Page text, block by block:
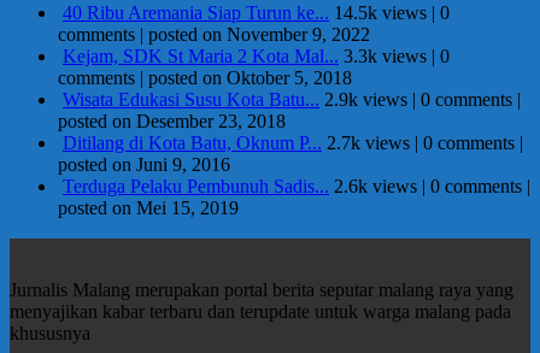
40 Ribu Aremania Siap Turun ke... 14.5k views | 0
comments | posted on November 9, 2022
Kejam, SDK St Maria 2 Kota Mal... 3.3k views | 0
comments | posted on Oktober 5, 2018
Wisata Edukasi Susu Kota Batu... 2.9k views | 0 comments |
posted on Desember 23, 2018
Ditilang di Kota Batu, Oknum P... 2.7k views | 0 comments |
posted on Juni 9, 2016
Terduga Pelaku Pembunuh Sadis... 2.6k views | 0 comments |
posted on Mei 15, 2019
Jurnalis Malang merupakan portal berita seputar malang raya yang
menyajikan kabar terbaru dan terupdate untuk warga malang pada
khususnya